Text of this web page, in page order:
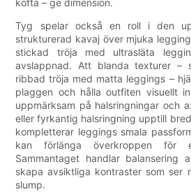
kofta – ge dimension.
Tyg spelar också en roll i den
strukturerad kavaj över mjuka
stickad tröja med ultrasläta
avslappnad. Att blanda texturer –
ribbad tröja med matta leggings –
plaggen och hålla outfiten visuellt
uppmärksam på halsringningar och
eller fyrkantig halsringning upptill
kompletterar leggings smala
kan förlänga överkroppen för
Sammantaget handlar balansering
skapa avsiktliga kontraster som ser
slump.